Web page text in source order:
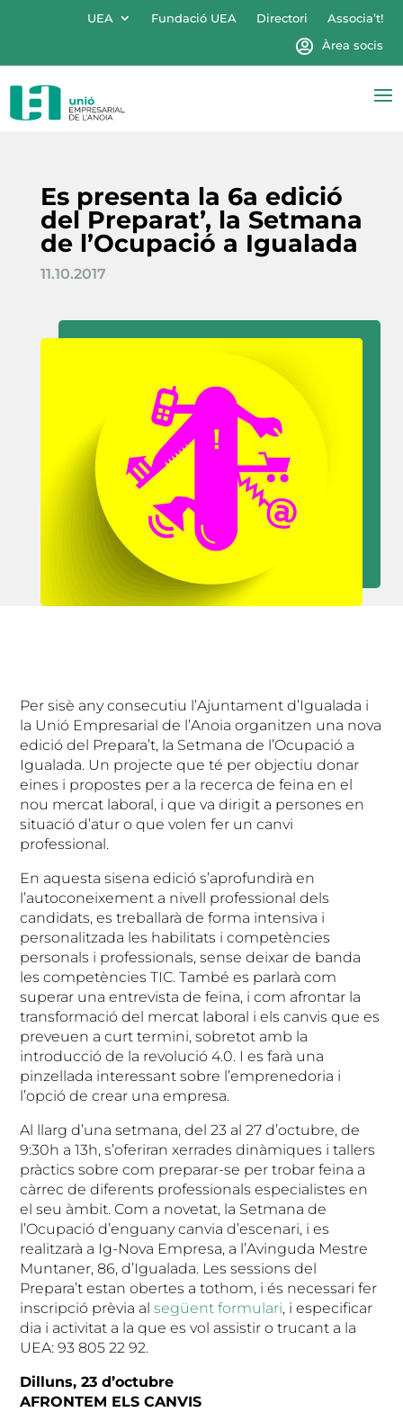
UEA Fundació UEA Directori
Associa’t!
Àrea socis
Es presenta la 6a edició
del Preparat’, la Setmana
de l’Ocupació a Igualada
11.10.2017
Per sisè any consecutiu l’Ajuntament d’Igualada i
la Unió Empresarial de l’Anoia organitzen una nova
edició del Prepara’t, la Setmana de l’Ocupació a
Igualada. Un projecte que té per objectiu donar
eines i propostes per a la recerca de feina en el
nou mercat laboral, i que va dirigit a persones en
situació d’atur o que volen fer un canvi
professional.
En aquesta sisena edició s’aprofundirà en
l’autoconeixement a nivell professional dels
candidats, es treballarà de forma intensiva i
personalitzada les habilitats i competències
personals i professionals, sense deixar de banda
les competències TIC. També es parlarà com
superar una entrevista de feina, i com afrontar la
transformació del mercat laboral i els canvis que es
preveuen a curt termini, sobretot amb la
introducció de la revolució 4.0. I es farà una
pinzellada interessant sobre l’emprenedoria i
l’opció de crear una empresa.
Al llarg d’una setmana, del 23 al 27 d’octubre, de
9:30h a 13h, s’oferiran xerrades dinàmiques i tallers
pràctics sobre com preparar-se per trobar feina a
càrrec de diferents professionals especialistes en
el seu àmbit. Com a novetat, la Setmana de
l’Ocupació d’enguany canvia d’escenari, i es
realitzarà a Ig-Nova Empresa, a l’Avinguda Mestre
Muntaner, 86, d’Igualada. Les sessions del
Prepara’t estan obertes a tothom, i és necessari fer
inscripció prèvia alsegüent formulari, i especificar
dia i activitat a la que es vol assistir o trucant a la
UEA: 93 805 22 92.
Dilluns, 23 d’octubre
AFRONTEM ELS CANVIS